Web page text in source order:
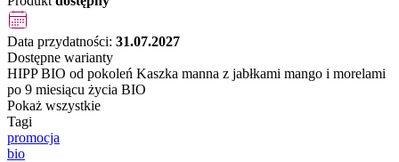
Data przydatności: 31.07.2027
Dostępne warianty
HIPP BIO od pokoleń Kaszka manna z jabłkami mango i morelami
po 9 miesiącu życia BIO
Pokaż wszystkie
Tagi
promocja
bio